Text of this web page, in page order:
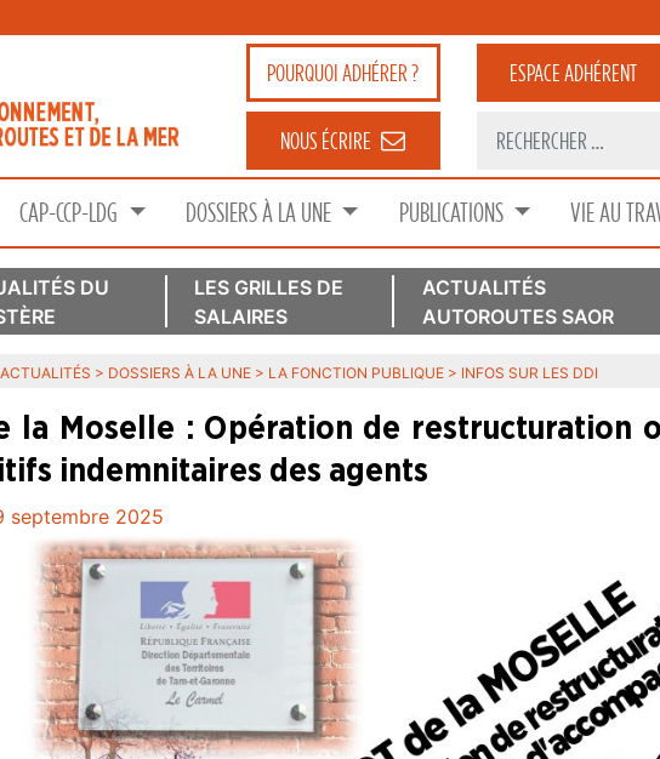
POURQUOIADHÉRER ? ESPACEADHÉRENT
NOUS ÉCRIRE
CAP-CCP-LDG DOSSIERS À LA UNE PUBLICATIONS VIE AU
DU
LES GRILLES DE
SALAIRES
ACTUALITÉS
AUTOROUTES SAOR
ACTUALITÉS > DOSSIERS À LA UNE > LA FONCTION PUBLIQUE > INFOS SUR LES DDI
la Moselle : Opération de restructuration
indemnitaires des agents
septembre 2025